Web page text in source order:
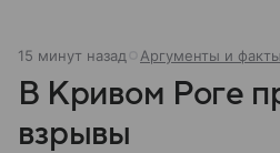
15 минут назад Аргументы и факты
В Кривом Роге
взрывы